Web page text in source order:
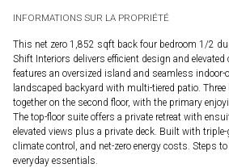
INFORMATIONS SUR LA PROPRIÉTÉ
This net zero 1,852 sqft back four bedroom 1/2
Shift Interiors delivers efficient design and elevated
features an oversized island and seamless indoor-
landscaped backyard with multi-tiered patio.
together on the second floor, with the primary
The top-floor suite offers a private retreat with
elevated views plus a private deck. Built with
climate control, and net-zero energy costs. Steps
everyday essentials.